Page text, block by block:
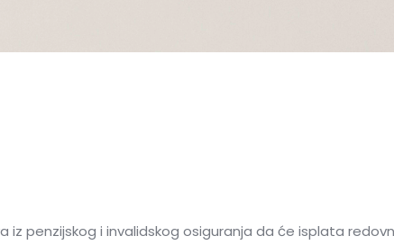
iz penzijskog i invalidskog osiguranja da će isplata